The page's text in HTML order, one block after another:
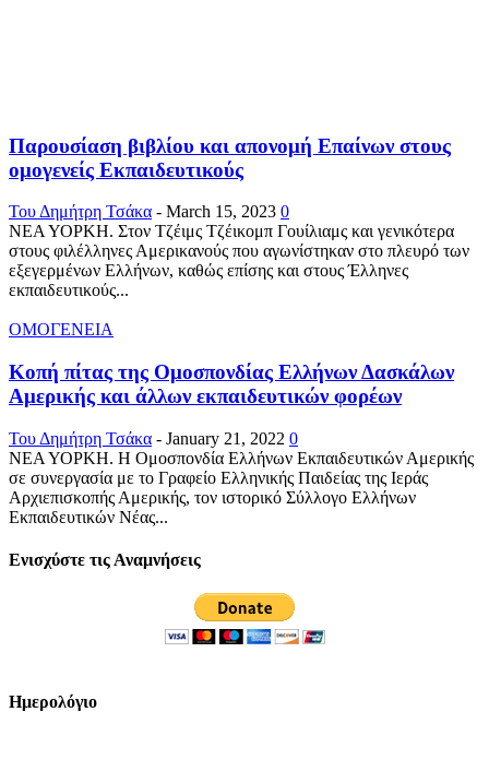
Παρουσίαση βιβλίου και απονομή Επαίνων στους
ομογενείς Εκπαιδευτικούς
Του Δημήτρη Τσάκα - March 15, 2023 0
ΝΕΑ ΥΟΡΚΗ. Στον Τζέιμς Τζέικομπ Γουίλιαμς και γενικότερα
στους φιλέλληνες Αμερικανούς που αγωνίστηκαν στο πλευρό των
εξεγερμένων Ελλήνων, καθώς επίσης και στους Έλληνες
εκπαιδευτικούς...
ΟΜΟΓΕΝΕΙΑ
Κοπή πίτας της Ομοσπονδίας Ελλήνων Δασκάλων
Αμερικής και άλλων εκπαιδευτικών φορέων
Του Δημήτρη Τσάκα - January 21, 2022 0
ΝΕΑ ΥΟΡΚΗ. Η Ομοσπονδία Ελλήνων Εκπαιδευτικών Αμερικής
σε συνεργασία με το Γραφείο Ελληνικής Παιδείας της Ιεράς
Αρχιεπισκοπής Αμερικής, τον ιστορικό Σύλλογο Ελλήνων
Εκπαιδευτικών Νέας...
Ενισχύστε τις Αναμνήσεις
Ημερολόγιο